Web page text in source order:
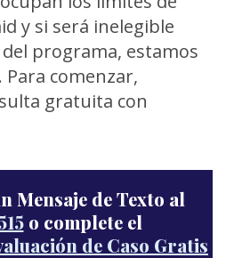
y si será inelegible
programa, estamos
comenzar,
gratuita con
Mensaje de Texto al
o complete el
de Caso Gratis